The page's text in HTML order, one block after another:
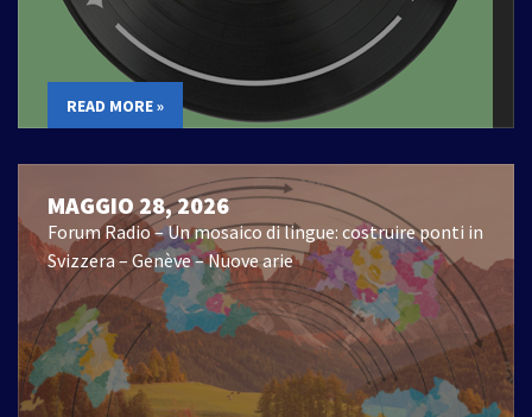
READ MORE »
MAGGIO 28, 2026
Forum Radio – Un mosaico di lingue: costruire ponti in
Svizzera – Genève – Nuove arie